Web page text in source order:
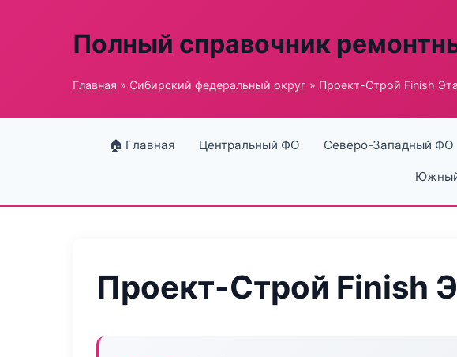
Полный справочник
Главная » Сибирский федеральный округ » Проект-Строй Finish
🏠 Главная Центральный ФО Северо-Западный ФО
Проект-Строй Finish